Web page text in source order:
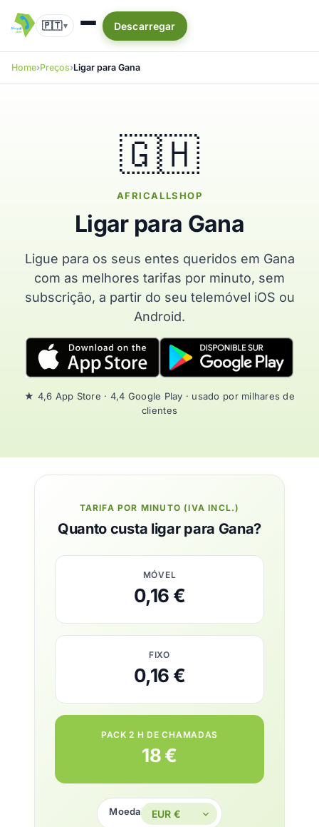
🇵🇹▾ Descarregar
Home Preços Ligar para Gana
🇬🇭
AFRICALLSHOP
Ligar para Gana
Ligue para os seus entes queridos em Gana
com as melhores tarifas por minuto, sem
subscrição, a partir do seu telemóvel iOS ou
Android.
★ 4,6 App Store · 4,4 Google Play · usado por milhares de
clientes
TARIFA POR MINUTO (IVA INCL.)
Quanto custa ligar para Gana?
MÓVEL
0,16 €
FIXO
0,16 €
PACK 2 H DE CHAMADAS
18 €
Moeda